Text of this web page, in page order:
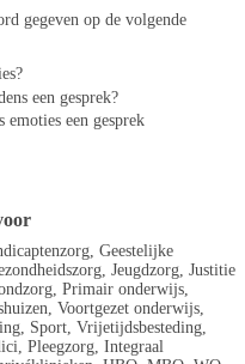
gegeven op de volgende
een gesprek?
emoties een gesprek
Geestelijke
Jeugdzorg, Justitie
Primair onderwijs,
Voortgezet onderwijs,
Sport, Vrijetijdsbesteding,
Pleegzorg, Integraal